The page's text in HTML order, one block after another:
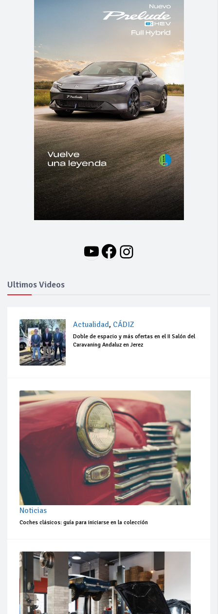
YouTube
Facebook
Instagram
Ultimos Videos
Actualidad, CÁDIZ
Doble de espacio y más ofertas en el II Salón del
Caravaning Andaluz en Jerez
Noticias
Coches clásicos: guía para iniciarse en la colección